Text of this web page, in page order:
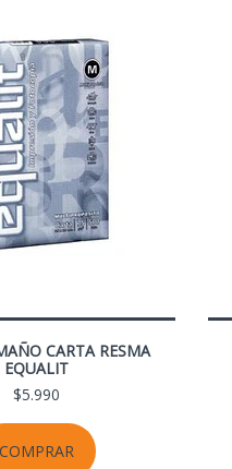
CARTA RESMA
EQUALIT
$5.990
COMPRAR